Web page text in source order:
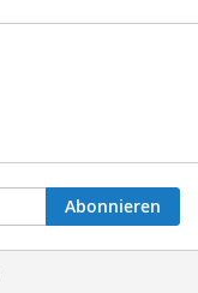
Abonnieren